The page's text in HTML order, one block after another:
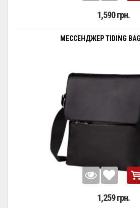
1,590 грн.
МЕССЕНДЖЕР TIDING
1,259 грн.